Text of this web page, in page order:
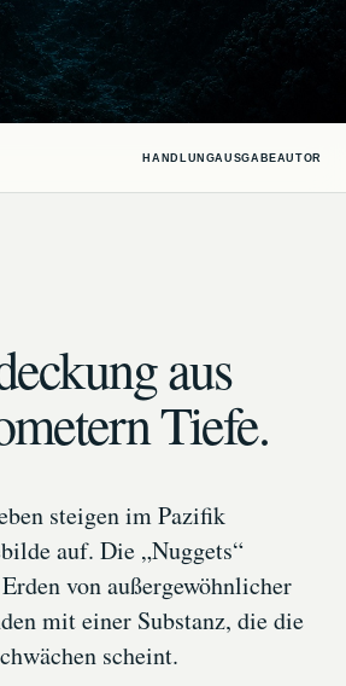
HANDLUNGAUSGABEAUTOR
aus
Tiefe.
steigen im Pazifik
auf. Die „Nuggets“
von außergewöhnlicher
mit einer Substanz, die die
scheint.